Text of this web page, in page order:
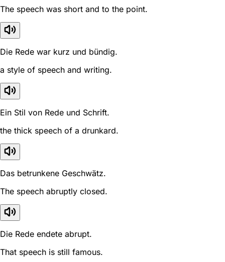
The speech was short and to the point.
Die Rede war kurz und bündig.
a style of speech and writing.
Ein Stil von Rede und Schrift.
the thick speech of a drunkard.
Das betrunkene Geschwätz.
The speech abruptly closed.
Die Rede endete abrupt.
That speech is still famous.